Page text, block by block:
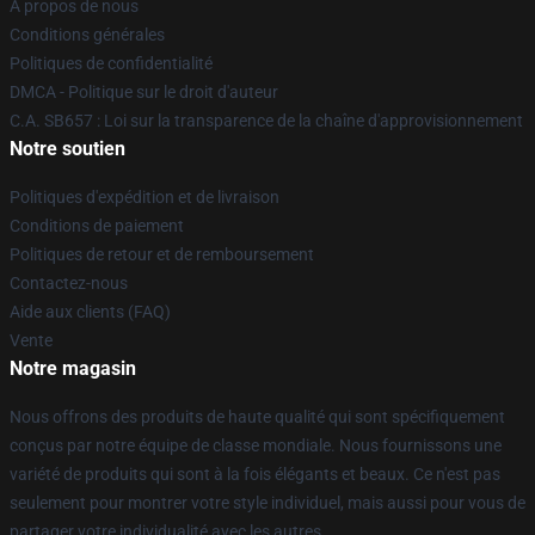
À propos de nous
Conditions générales
Politiques de confidentialité
DMCA - Politique sur le droit d'auteur
C.A. SB657 : Loi sur la transparence de la chaîne d'approvisionnement
Notre soutien
Politiques d'expédition et de livraison
Conditions de paiement
Politiques de retour et de remboursement
Contactez-nous
Aide aux clients (FAQ)
Vente
Notre magasin
Nous offrons des produits de haute qualité qui sont spécifiquement
conçus par notre équipe de classe mondiale. Nous fournissons une
variété de produits qui sont à la fois élégants et beaux. Ce n'est pas
seulement pour montrer votre style individuel, mais aussi pour vous de